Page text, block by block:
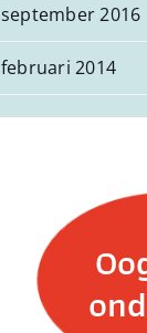
september 2016
februari 2014